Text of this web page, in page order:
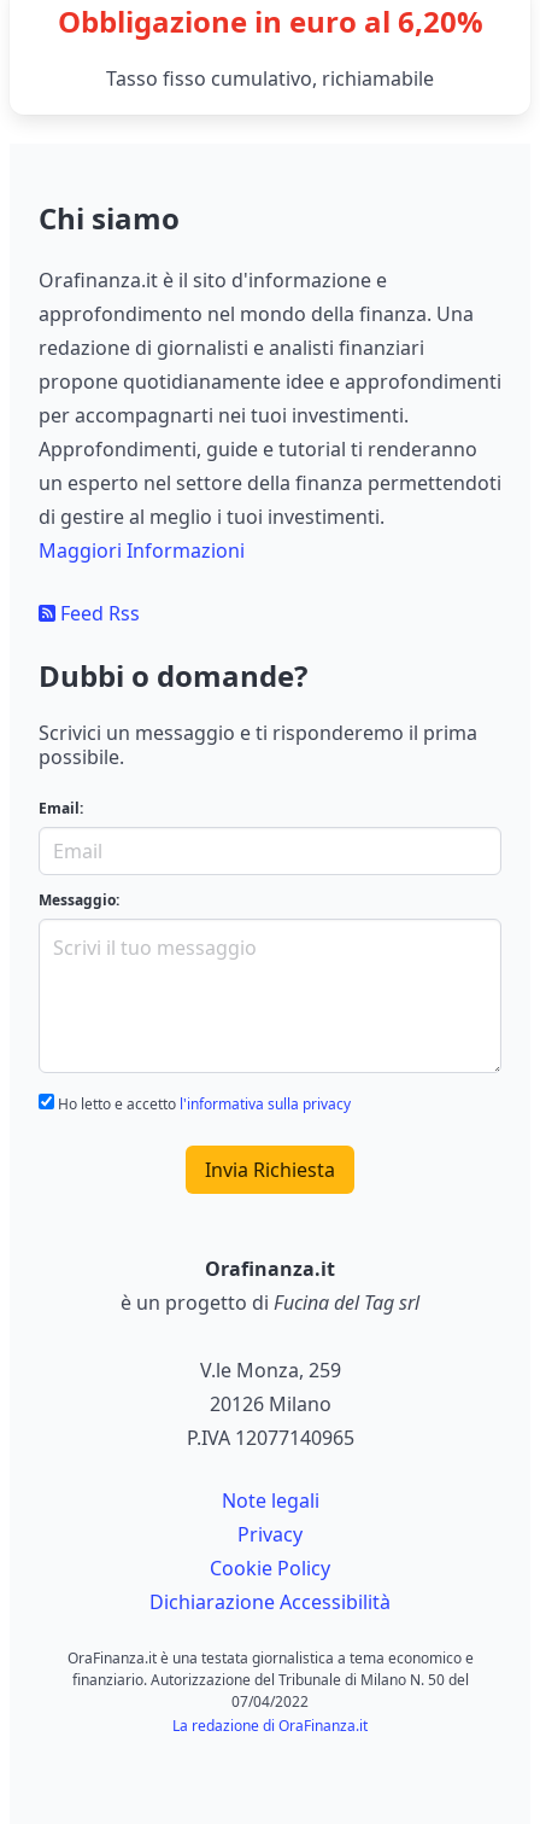
Obbligazione in euro al 6,20%
Tasso fisso cumulativo, richiamabile
Chi siamo
Orafinanza.it è il sito d'informazione e
approfondimento nel mondo della finanza. Una
redazione di giornalisti e analisti finanziari
propone quotidianamente idee e approfondimenti
per accompagnarti nei tuoi investimenti.
Approfondimenti, guide e tutorial ti renderanno
un esperto nel settore della finanza permettendoti
di gestire al meglio i tuoi investimenti.
Maggiori Informazioni
Feed Rss
Dubbi o domande?
Scrivici un messaggio e ti risponderemo il prima
possibile.
Email:
Messaggio:
Ho letto e accetto l'informativa sulla privacy
Invia Richiesta
Orafinanza.it
è un progetto di Fucina del Tag srl
V.le Monza, 259
20126 Milano
P.IVA 12077140965
Note legali
Privacy
Cookie Policy
Dichiarazione Accessibilità
OraFinanza.it è una testata giornalistica a tema economico e
finanziario. Autorizzazione del Tribunale di Milano N. 50 del
07/04/2022
La redazione di OraFinanza.it